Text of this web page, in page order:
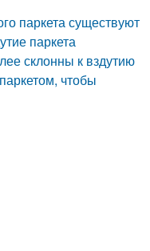
паркета существуют
паркета
склонны к вздутию
чтобы